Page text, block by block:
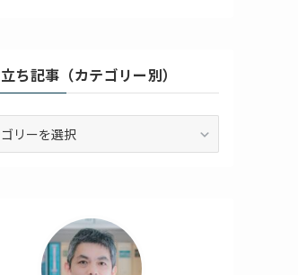
ち記事（カテゴリー別）